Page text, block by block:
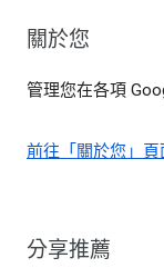
關於您
管理您在各項
前往「關於您」頁
分享推薦